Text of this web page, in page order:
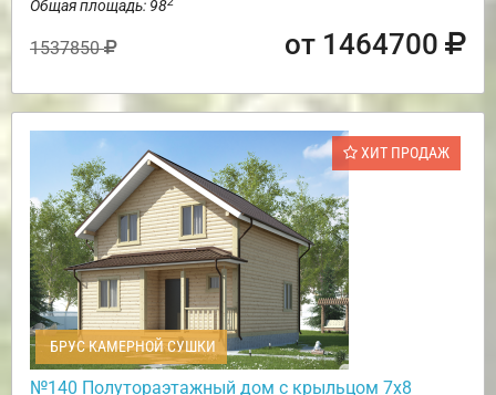
Общая площадь: 98
1537850 от 1464700
ХИТ ПРОДАЖ
БРУС КАМЕРНОЙ СУШКИ
№140 Полутораэтажный дом с крыльцом 7х8